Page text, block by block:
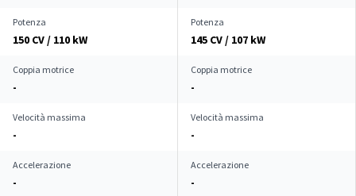
Potenza
150 CV / 110 kW
Potenza
145 CV / 107 kW
Coppia motrice
-
Coppia motrice
-
Velocità massima
-
Velocità massima
-
Accelerazione
-
Accelerazione
-